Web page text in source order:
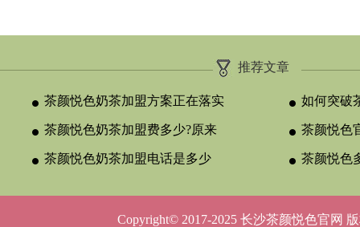
推荐文章
茶颜悦色奶茶加盟方案正在落实 如何突破
颈？
茶颜悦色奶茶加盟费多少?原来
与合作类型
茶颜悦色
晚吗？
茶颜悦色奶茶加盟电话是多少 茶颜悦色
Copyright© 2017-2025 长沙茶颜悦色官网